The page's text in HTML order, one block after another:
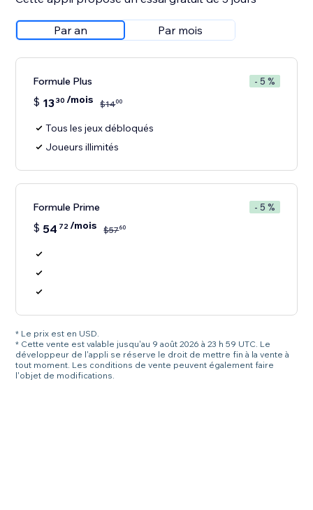
Par an Par mois
Formule Plus - 5 %
$ 1330 /mois $1400
Tous les jeux débloqués
Joueurs illimités
Formule Prime - 5 %
$ 54 72/mois $5760
* Le prix est en USD.
* Cette vente est valable jusqu'au 9 août 2026 à 23 h 59 UTC. Le
développeur de l'appli se réserve le droit de mettre fin à la vente à
tout moment. Les conditions de vente peuvent également faire
l'objet de modifications.